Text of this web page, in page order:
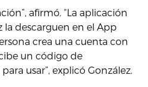
afirmó. “La aplicación
la descarguen en el App
crea una cuenta con
un código de
usar”, explicó González.